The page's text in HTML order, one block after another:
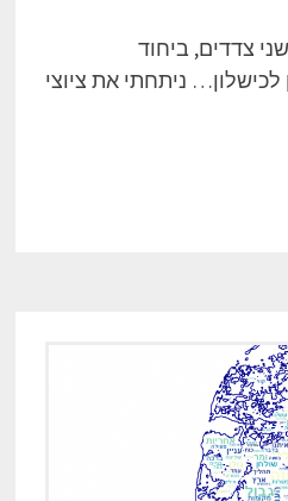
צדדים, ביחוד
לכישלון… ניתחתי את ציוצי